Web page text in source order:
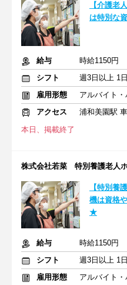
【介護老
は特別な
給与
時給1150円
シフト
週3日以上 1
雇用形態
アルバイト・
アクセス
浦和美園駅
本日、掲載終了
株式会社若菜 特別養護老人ホ
【特別養
機は資格
★
給与
時給1150円
シフト
週3日以上 1
雇用形態
アルバイト・